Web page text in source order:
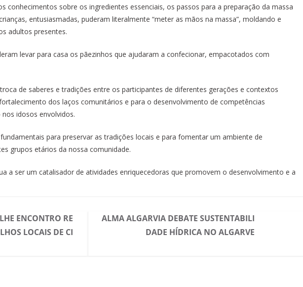
conhecimentos sobre os ingredientes essenciais, os passos para a preparação da massa
entusiasmadas, puderam literalmente “meter as mãos na massa”, moldando e
adultos presentes.
levar para casa os pãezinhos que ajudaram a confecionar, empacotados com
de saberes e tradições entre os participantes de diferentes gerações e contextos
dos laços comunitários e para o desenvolvimento de competências
idosos envolvidos.
para preservar as tradições locais e para fomentar um ambiente de
grupos etários da nossa comunidade.
a ser um catalisador de atividades enriquecedoras que promovem o desenvolvimento e a
ENCONTRO RE
LOCAIS DE CI
ALMA ALGARVIA DEBATE SUSTENTABILI
DADE HÍDRICA NO ALGARVE